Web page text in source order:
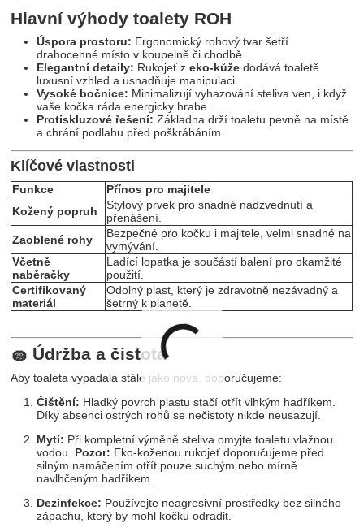
Hlavní výhody toalety ROH
Úspora prostoru: Ergonomický rohový tvar šetří
drahocenné místo v koupelně či chodbě.
Elegantní detaily: Rukojeť zeko-kůže dodává toaletě
luxusní vzhled a usnadňuje manipulaci.
Vysoké bočnice: Minimalizují vyhazování steliva ven, i když
vaše kočka ráda energicky hrabe.
Protiskluzové řešení: Základna drží toaletu pevně na místě
a chrání podlahu před poškrábáním.
Klíčové vlastnosti
Funkce
Přínos pro majitele
Kožený popruh
Stylový prvek pro snadné nadzvednutí a
přenášení.
Zaoblené rohy
Bezpečné pro kočku i majitele, velmi snadné na
vymývání.
Včetně
naběračky
Ladící lopatka je součástí balení pro okamžité
použití.
Certifikovaný
materiál
Odolný plast, který je zdravotně nezávadný a
šetrný k planetě.
🧽 Údržba a čistota
Aby toaleta vypadala stále jako nová, doporučujeme:
Čištění: Hladký povrch plastu stačí otřít vlhkým hadříkem.
Díky absenci ostrých rohů se nečistoty nikde neusazují.
Mytí: Při kompletní výměně steliva omyjte toaletu vlažnou
vodou. Pozor: Eko-koženou rukojeť doporučujeme před
silným namáčením otřít pouze suchým nebo mírně
navlhčeným hadříkem.
Dezinfekce: Používejte neagresivní prostředky bez silného
zápachu, který by mohl kočku odradit.